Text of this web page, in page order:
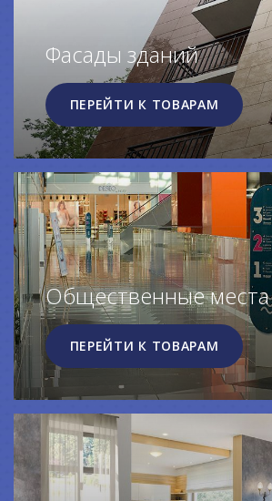
Фасады зданий
ПЕРЕЙТИ К ТОВАРАМ
Общественные места
ПЕРЕЙТИ К ТОВАРАМ